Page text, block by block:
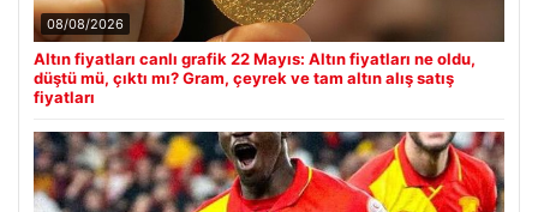
08/08/2026
Altın fiyatları canlı grafik 22 Mayıs: Altın fiyatları ne oldu,
düştü mü, çıktı mı? Gram, çeyrek ve tam altın alış satış
fiyatları